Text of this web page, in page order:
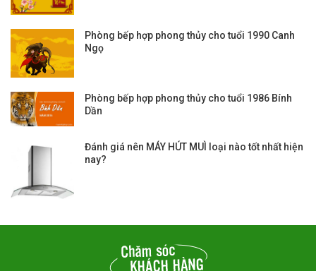
Phòng bếp hợp phong thủy cho tuổi 1990 Canh
Ngọ
Phòng bếp hợp phong thủy cho tuổi 1986 Bính
Dần
Đánh giá nên MÁY HÚT MUÌ loại nào tốt nhất hiện
nay?